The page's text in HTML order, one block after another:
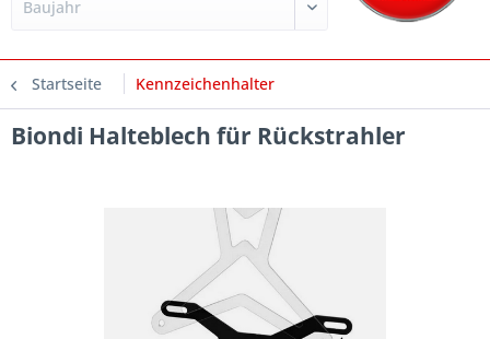
Startseite Kennzeichenhalter
Biondi Halteblech für Rückstrahler